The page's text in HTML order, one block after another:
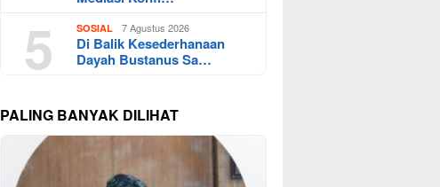
5 SOSIAL 7 Agustus 2026
Di Balik Kesederhanaan
Dayah Bustanus Sa…
PALING BANYAK DILIHAT